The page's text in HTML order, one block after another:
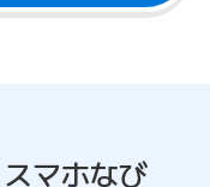
スマホなび